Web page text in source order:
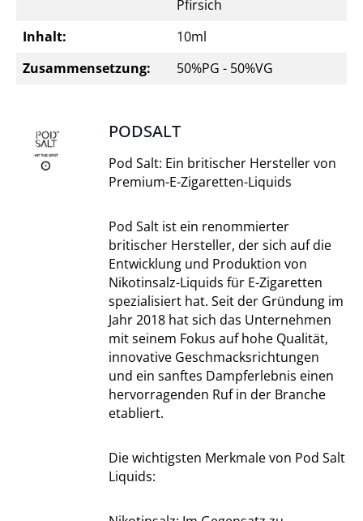
Pfirsich
Inhalt:
10ml
Zusammensetzung:
50%PG - 50%VG
PODSALT
Pod Salt: Ein britischer Hersteller von
Premium-E-Zigaretten-Liquids
Pod Salt ist ein renommierter
britischer Hersteller, der sich auf die
Entwicklung und Produktion von
Nikotinsalz-Liquids für E-Zigaretten
spezialisiert hat. Seit der Gründung im
Jahr 2018 hat sich das Unternehmen
mit seinem Fokus auf hohe Qualität,
innovative Geschmacksrichtungen
und ein sanftes Dampferlebnis einen
hervorragenden Ruf in der Branche
etabliert.
Die wichtigsten Merkmale von Pod Salt
Liquids: